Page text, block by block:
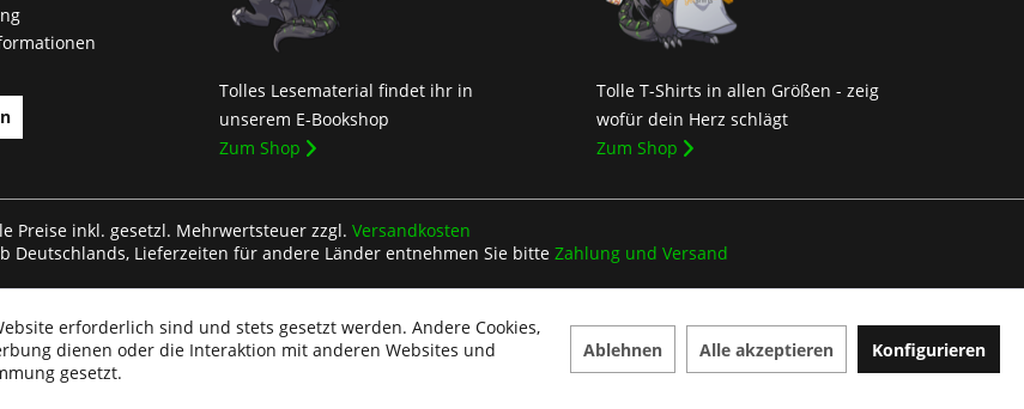
Tolles Lesematerial findet ihr in
unserem E-Bookshop
Zum Shop
Tolle T-Shirts in allen Größen - zeig
wofür dein Herz schlägt
Zum Shop
Preise inkl. gesetzl. Mehrwertsteuer zzgl. Versandkosten
Lieferzeiten für andere Länder entnehmen Sie bitte Zahlung und Versand
erforderlich sind und stets gesetzt werden. Andere Cookies,
dienen oder die Interaktion mit anderen Websites und
gesetzt.
Ablehnen Alle akzeptieren Konfigurieren